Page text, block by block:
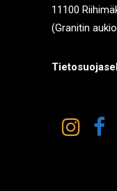
11100
(Granitin